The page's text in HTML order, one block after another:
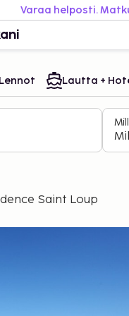
Varaa helposti.
Lennot Lautta +
Saint Loup